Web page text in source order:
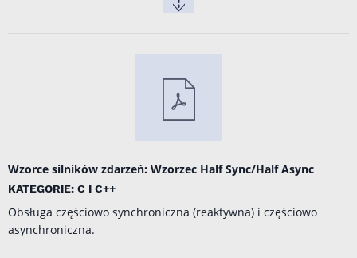
Wzorce silników zdarzeń: Wzorzec Half Sync/Half Async
KATEGORIE: C I C++
Obsługa częściowo synchroniczna (reaktywna) i częściowo
asynchroniczna.